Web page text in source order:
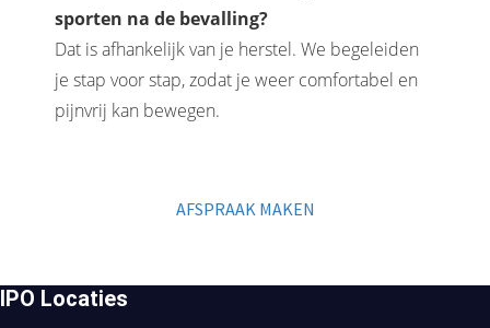
sporten na de bevalling?
Dat is afhankelijk van je herstel. We begeleiden
je stap voor stap, zodat je weer comfortabel en
pijnvrij kan bewegen.
AFSPRAAK MAKEN
IPO Locaties